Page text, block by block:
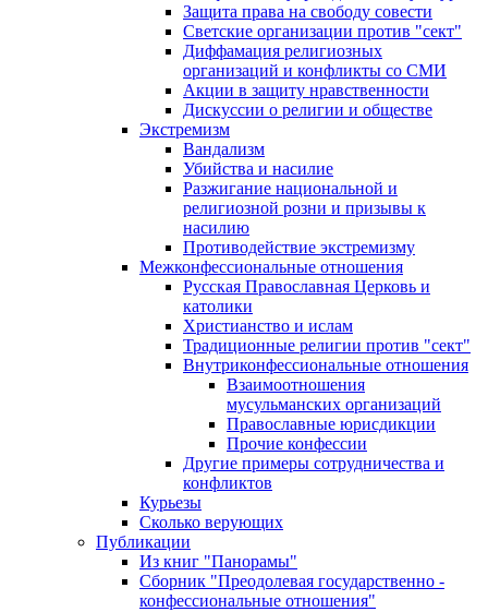
Защита права на свободу совести
Светские организации против "сект"
Диффамация религиозных
организаций и конфликты со СМИ
Акции в защиту нравственности
Дискуссии о религии и обществе
Экстремизм
Вандализм
Убийства и насилие
Разжигание национальной и
религиозной розни и призывы к
насилию
Противодействие экстремизму
Межконфессиональные отношения
Русская Православная Церковь и
католики
Христианство и ислам
Традиционные религии против "сект"
Внутриконфессиональные отношения
Взаимоотношения
мусульманских организаций
Православные юрисдикции
Прочие конфессии
Другие примеры сотрудничества и
конфликтов
Курьезы
Сколько верующих
Публикации
Из книг "Панорамы"
Сборник "Преодолевая государственно -
конфессиональные отношения"